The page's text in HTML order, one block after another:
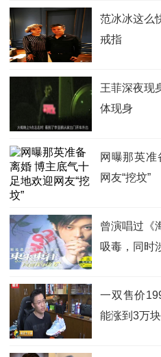
范冰冰这么
戒指
王菲深夜现
体现身
网曝那英准
网友“挖坟”
曾演唱过《
吸毒，同时
一双售价
能涨到3万